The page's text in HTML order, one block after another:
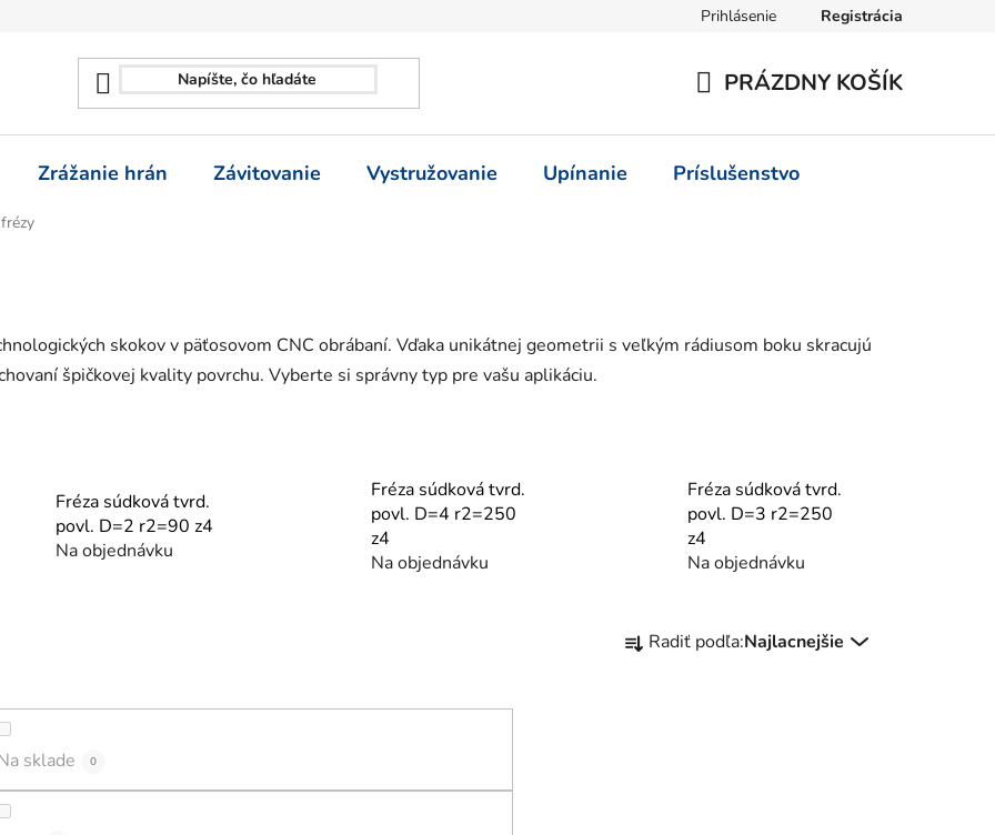
Prihlásenie Registrácia
KOŠÍK
PRÁZDNY KOŠÍK
Zrážanie hrán Závitovanie Vystružovanie Upínanie Príslušenstvo
skokov v päťosovom CNC obrábaní. Vďaka unikátnej geometrii s veľkým rádiusom boku skracujú
špičkovej kvality povrchu. Vyberte si správny typ pre vašu aplikáciu.
Fréza súdková tvrd.
povl. D=2 r2=90 z4
Na objednávku
Fréza súdková tvrd.
povl. D=4 r2=250
z4
Na objednávku
Fréza súdková tvrd.
povl. D=3 r2=250
z4
Na objednávku
R
a Radiť podľa:Najlacnejšie
sklade 0